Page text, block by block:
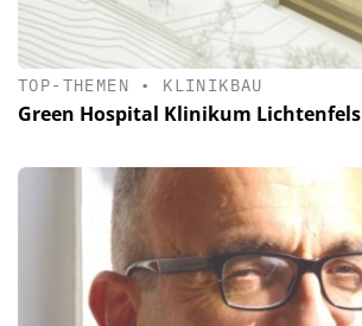
TOP-THEMEN • KLINIKBAU
Green Hospital Klinikum Lichtenfels